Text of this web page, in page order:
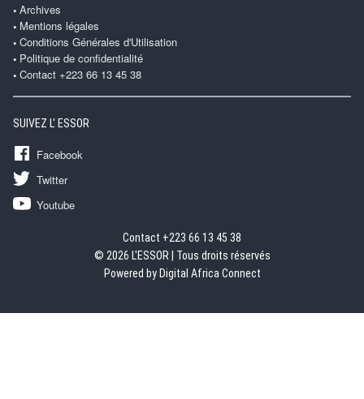
Archives
Mentions légales
Conditions Générales d'Utilisation
Politique de confidentialité
Contact +223 66 13 45 38
SUIVEZ L' ESSOR
Facebook
Twitter
Youtube
Contact +223 66 13 45 38
© 2026 L'ESSOR | Tous droits réservés
Powered by Digital Africa Connect